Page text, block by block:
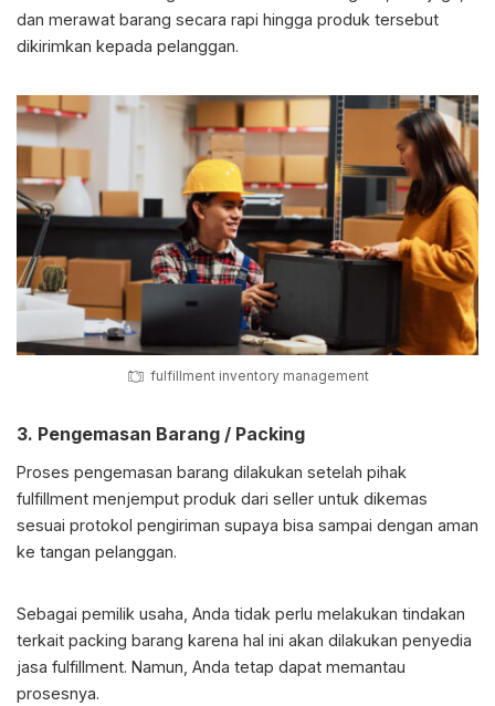
dan merawat barang secara rapi hingga produk tersebut
dikirimkan kepada pelanggan.
fulfillment inventory management
3. Pengemasan Barang / Packing
Proses pengemasan barang dilakukan setelah pihak
fulfillment menjemput produk dari seller untuk dikemas
sesuai protokol pengiriman supaya bisa sampai dengan aman
ke tangan pelanggan.
Sebagai pemilik usaha, Anda tidak perlu melakukan tindakan
terkait packing barang karena hal ini akan dilakukan penyedia
jasa fulfillment. Namun, Anda tetap dapat memantau
prosesnya.